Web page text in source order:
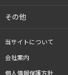
その他
当サイトについて
会社案内
個人情報保護方針